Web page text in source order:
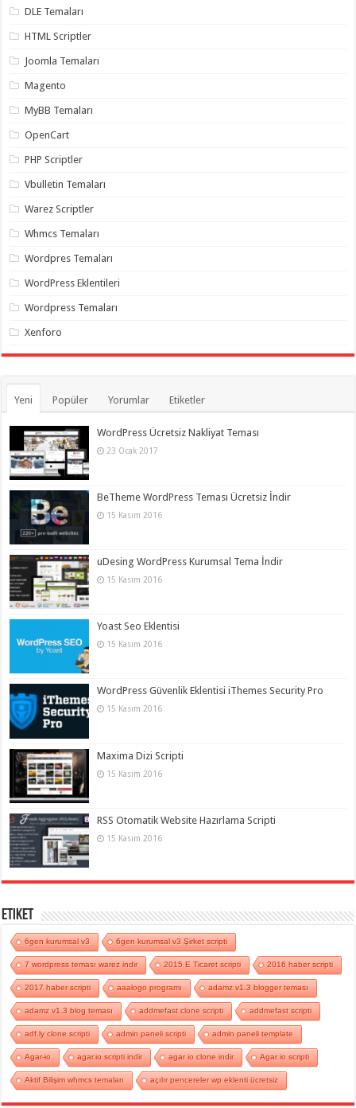
taşımacılık,
gaziantep
organizasyon
gaziantep
organizasyon,
gaziantep
organizasyon
gaziantep
gaziantep
gaziantep
gaziantep
twitter
hilesi ,
takipçi
instagram
hilesi ,
DLE Temaları
HTML Scriptler
Joomla Temaları
Magento
MyBB Temaları
OpenCart
PHP Scriptler
Vbulletin Temaları
Warez Scriptler
Whmcs Temaları
Wordpres Temaları
WordPress Eklentileri
Wordpress Temaları
Xenforo
Yeni Popüler Yorumlar Etiketler
WordPress Ücretsiz Nakliyat Teması
23 Ocak 2017
BeTheme WordPress Teması Ücretsiz İndir
15 Kasım 2016
uDesing WordPress Kurumsal Tema İndir
15 Kasım 2016
Yoast Seo Eklentisi
15 Kasım 2016
WordPress Güvenlik Eklentisi iThemes Security Pro
15 Kasım 2016
Maxima Dizi Scripti
15 Kasım 2016
RSS Otomatik Website Hazırlama Scripti
15 Kasım 2016
Etiket
6gen kurumsal v3 6gen kurumsal v3 Şirket scripti
7 wordpress teması warez indir 2015 E Ticaret scripti 2016 haber scripti
2017 haber scripti aaalogo programı adamz v1.3 blogger teması
adamz v1.3 blog teması addmefast clone scripti addmefast scripti
adf.ly clone scripti admin paneli scripti admin paneli template
Agar-io agar.io scripti indir agar io clone indir Agar io scripti
Aktif Bilişim whmcs temaları açılır pencereler wp eklenti ücretsiz